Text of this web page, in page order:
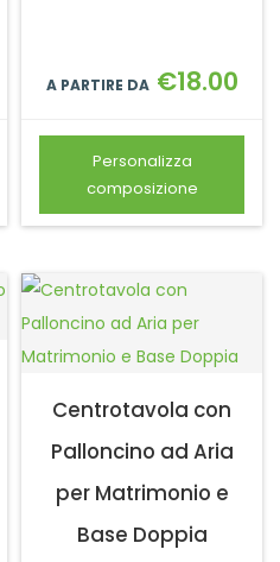
A PARTIRE DA €18.00
Personalizza
composizione
Centrotavola con
Palloncino ad Aria
per Matrimonio e
Base Doppia